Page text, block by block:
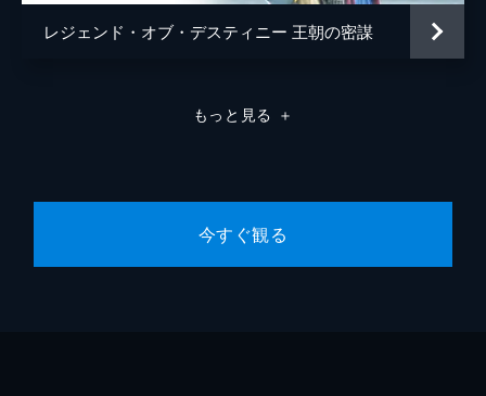
レジェンド・オブ・デスティニー 王朝の密謀
もっと見る ＋
今すぐ観る